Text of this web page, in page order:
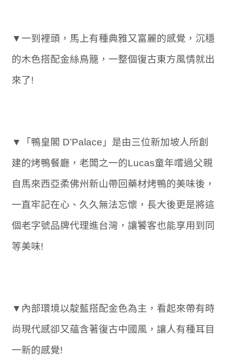
▼一到裡頭，馬上有種典雅又富麗的感覺，沉穩
的木色搭配金絲鳥籠，一整個復古東方風情就出
來了!
▼「鴨皇閣 D’Palace」是由三位新加坡人所創
建的烤鴨餐廳，老闆之一的Lucas童年嚐過父親
自馬來西亞柔佛州新山帶回藥材烤鴨的美味後，
一直牢記在心、久久無法忘懷，長大後更是將這
個老字號品牌代理進台灣，讓饕客也能享用到同
等美味!
▼內部環境以靛藍搭配金色為主，看起來帶有時
尚現代感卻又蘊含著復古中國風，讓人有種耳目
一新的感覺!